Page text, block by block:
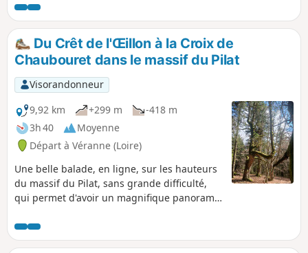
couvertes de bruyères et de genêts. A la bonne saison on
peut en profiter pour manger des framboises sauvages et
des myrtilles. Cet itinéraire propose un retour par un
sentier moins fréquenté au travers d'une forêt de feuillus.
Du Crêt de l'Œillon à la Croix de
Chaubouret dans le massif du Pilat
Visorandonneur
9,92 km
+299 m
-418 m
3h 40
Moyenne
Départ à Véranne (Loire)
Une belle balade, en ligne, sur les hauteurs
du massif du Pilat, sans grande difficulté,
qui permet d'avoir un magnifique panorama